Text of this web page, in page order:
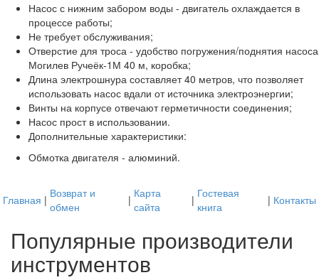
Насос с нижним забором воды - двигатель охлаждается в
процессе работы;
Не требует обслуживания;
Отверстие для троса - удобство погружения/поднятия насоса
Могилев Ручеёк-1М 40 м, коробка;
Длина электрошнура составляет 40 метров, что позволяет
использовать насос вдали от источника электроэнергии;
Винты на корпусе отвечают герметичности соединения;
Насос прост в использовании.
Дополнительные характеристики:
Обмотка двигателя - алюминий.
Главная | Возврат и
обмен
| Карта
сайта
| Гостевая
книга
| Контакты
Популярные производители
инструментов